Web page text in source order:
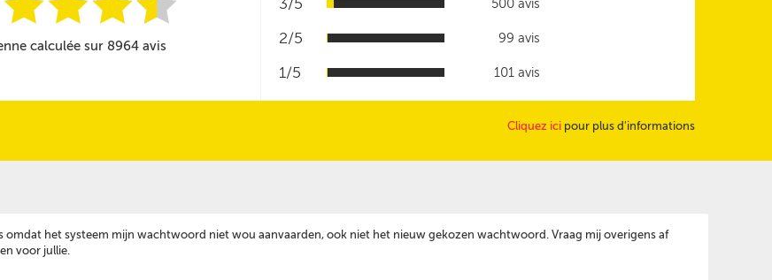
calculée sur 8964 avis
500 avis
2/5 99 avis
1/5 101 avis
Cliquez ici pour plus d'informations
omdat het systeem mijn wachtwoord niet wou aanvaarden, ook niet het nieuw gekozen wachtwoord. Vraag mij overigens af
voor jullie.